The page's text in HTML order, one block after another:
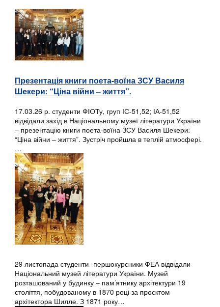
Презентація книги поета-воїна ЗСУ Василя
Шекери: “Ціна війни – життя”.
17.03.26 р. студенти ФІОТу, груп ІС-51,52; ІА-51,52
відвідали захід в Національному музеї літератури України
– презентацію книги поета-воїна ЗСУ Василя Шекери:
“Ціна війни – життя”. Зустріч пройшла в теплій атмосфері.
…
29 листопада студенти- першокурсники ФЕА відвідали
Національний музей літератури України. Музей
розташований у будинку – пам’ятнику архітектури 19
століття, побудованому в 1870 році за проєктом
архітектора Шилле. З 1871 року…